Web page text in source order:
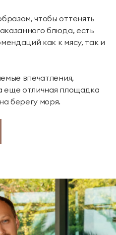
чтобы оттенять
блюда, есть
как к мясу, так и
впечатления,
еще отличная площадка
берегу моря.